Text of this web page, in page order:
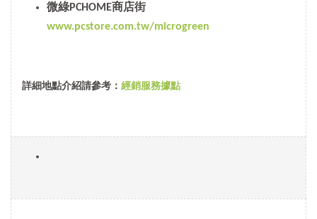
微綠PCHOME商店街
www.pcstore.com.tw/microgreen
詳細地點介紹請參考： 經銷服務據點